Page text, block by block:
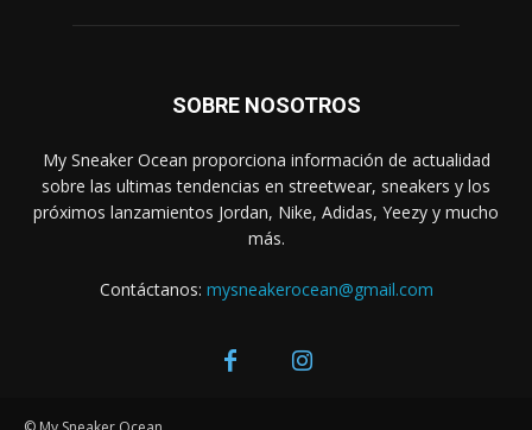
SOBRE NOSOTROS
My Sneaker Ocean proporciona información de actualidad
sobre las ultimas tendencias en streetwear, sneakers y los
próximos lanzamientos Jordan, Nike, Adidas, Yeezy y mucho
más.
Contáctanos: mysneakerocean@gmail.com